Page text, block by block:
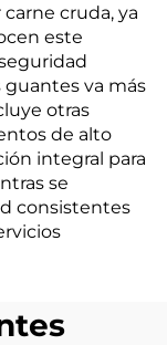
cruda, ya
este
guantes va más
otras
de alto
integral para
se
consistentes